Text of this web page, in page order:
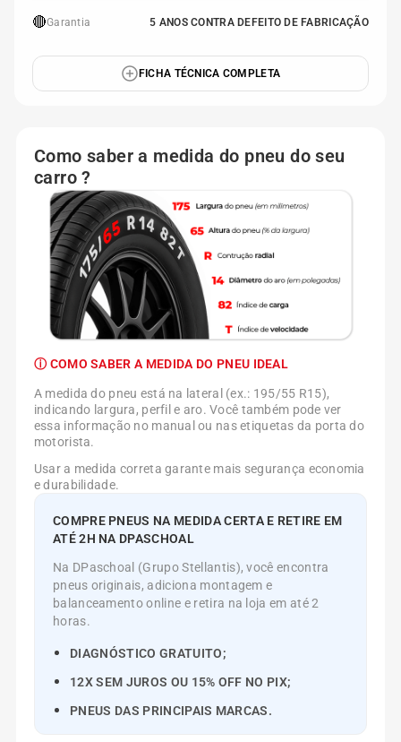
🔴Garantia 5 ANOS CONTRA DEFEITO DE FABRICAÇÃO
FICHA TÉCNICA COMPLETA
Como saber a medida do pneu do seu
carro ?
ⓘ COMO SABER A MEDIDA DO PNEU IDEAL
A medida do pneu está na lateral (ex.: 195/55 R15),
indicando largura, perfil e aro. Você também pode ver
essa informação no manual ou nas etiquetas da porta do
motorista.
Usar a medida correta garante mais segurança economia
e durabilidade.
COMPRE PNEUS NA MEDIDA CERTA E RETIRE EM
ATÉ 2H NA DPASCHOAL
Na DPaschoal (Grupo Stellantis), você encontra
pneus originais, adiciona montagem e
balanceamento online e retira na loja em até 2
horas.
DIAGNÓSTICO GRATUITO;
12X SEM JUROS OU 15% OFF NO PIX;
PNEUS DAS PRINCIPAIS MARCAS.